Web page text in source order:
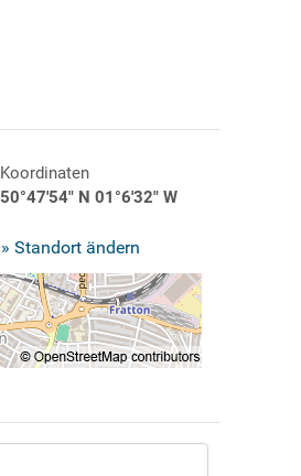
Koordinaten
50°47'54" N 01°6'32" W
» Standort ändern